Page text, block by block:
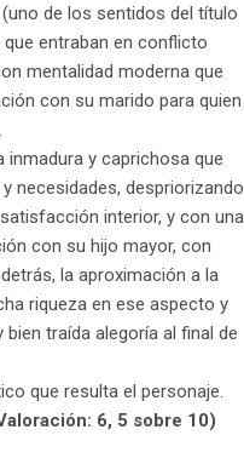
de los sentidos del título
entraban en conflicto
mentalidad moderna que
con su marido para quien
y caprichosa que
necesidades, despriorizando
interior, y con una
con su hijo mayor, con
la aproximación a la
riqueza en ese aspecto y
traída alegoría al final de
que resulta el personaje.
6, 5 sobre 10)